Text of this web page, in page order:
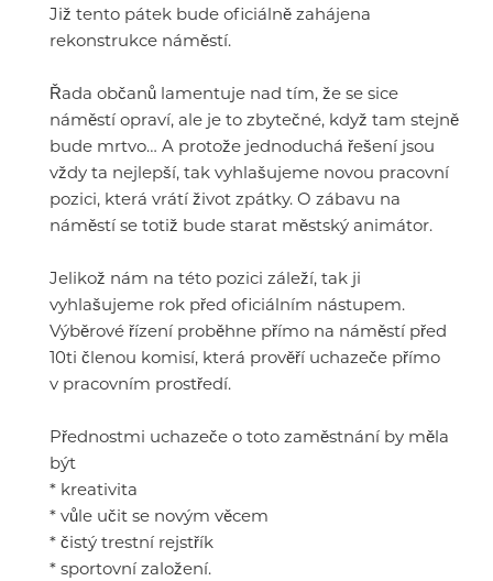
Již tento pátek bude oficiálně zahájena
rekonstrukce náměstí.
Řada občanů lamentuje nad tím, že se sice
náměstí opraví, ale je to zbytečné, když tam stejně
bude mrtvo… A protože jednoduchá řešení jsou
vždy ta nejlepší, tak vyhlašujeme novou pracovní
pozici, která vrátí život zpátky. O zábavu na
náměstí se totiž bude starat městský animátor.
Jelikož nám na této pozici záleží, tak ji
vyhlašujeme rok před oficiálním nástupem.
Výběrové řízení proběhne přímo na náměstí před
10ti členou komisí, která prověří uchazeče přímo
v pracovním prostředí.
Přednostmi uchazeče o toto zaměstnání by měla
být
* kreativita
* vůle učit se novým věcem
* čistý trestní rejstřík
* sportovní založení.